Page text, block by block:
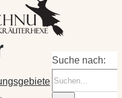
Suche nach: